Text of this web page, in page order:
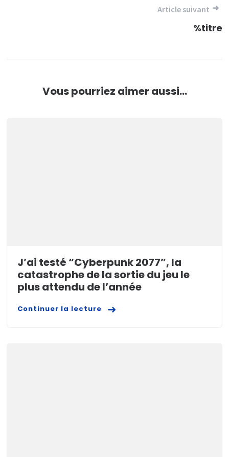
Article suivant
%titre
Vous pourriez aimer aussi...
J’ai testé “Cyberpunk 2077”, la
catastrophe de la sortie du jeu le
plus attendu de l’année
Continuer la lecture